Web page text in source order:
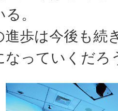
。
進歩は今後も続
なっていくだろ